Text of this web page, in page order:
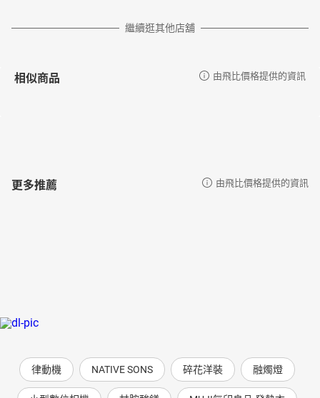
繼續逛其他店舖
相似商品 由飛比價格提供的資訊
更多推薦 由飛比價格提供的資訊
律動機 NATIVE SONS 碎花洋裝 融燭燈